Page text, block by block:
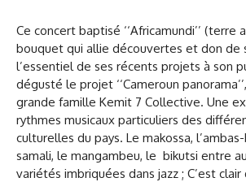
Ce concert baptisé ‘‘Africamundi’’ (terre
bouquet qui allie découvertes et don de
l’essentiel de ses récents projets à son
dégusté le projet ‘‘Cameroun
grande famille Kemit 7 Collective. Une
rythmes musicaux particuliers des
culturelles du pays. Le makossa,
samali, le mangambeu, le bikutsi entre
variétés imbriquées dans jazz ; C’est